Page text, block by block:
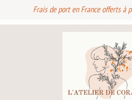
Frais de port en France offerts à